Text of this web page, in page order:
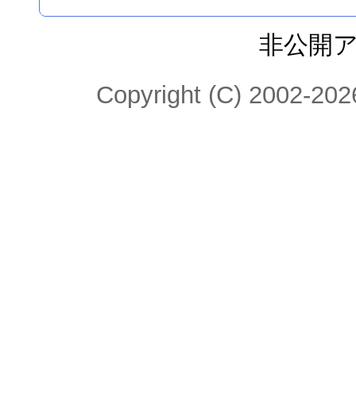
非公開
Copyright (C) 2002-